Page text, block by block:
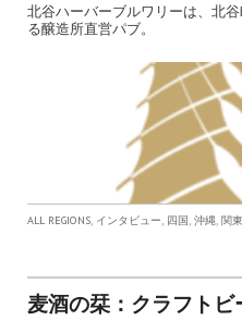
北谷ハーバーブルワリーは、北
る醸造所直営パブ。
ALL REGIONS インタビュー 四国 沖縄 関東
麦酒の栞：クラフトビ